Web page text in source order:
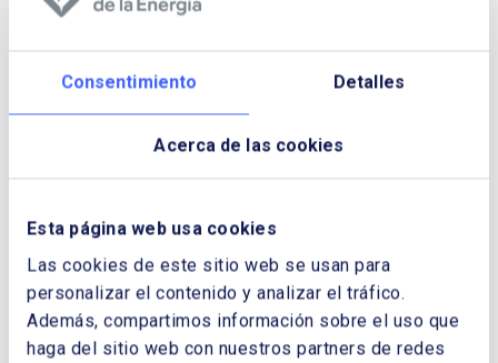
Consentimiento Detalles
Acerca de las cookies
Esta página web usa cookies
Las cookies de este sitio web se usan para
personalizar el contenido y analizar el tráfico.
Además, compartimos información sobre el uso que
haga del sitio web con nuestros partners de redes
Para más información
+34 91 323 72 21 (Ext 2033)
Sara Baeza Martínez
sara.baeza@enerclub.es
+34 91 323 72 21 (Ext 2023)